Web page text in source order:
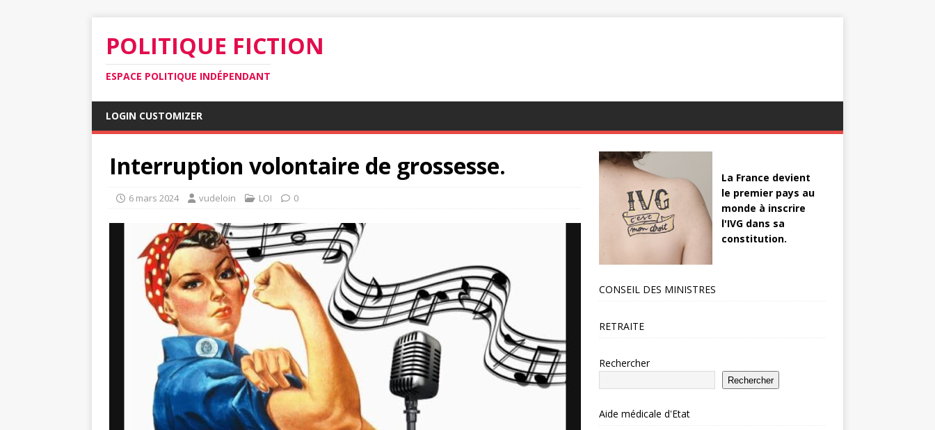
POLITIQUE FICTION
ESPACE POLITIQUE INDÉPENDANT
LOGIN CUSTOMIZER
Interruption volontaire de grossesse.
6 mars 2024 vudeloin LOI 0
La France devient
le premier pays au
monde à inscrire
l'IVG dans sa
constitution.
CONSEIL DES MINISTRES
RETRAITE
Rechercher
Rechercher
Aide médicale d'Etat